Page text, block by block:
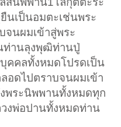
นเป็นอมตะเช่นพระ
นผมเข้าสู่พระ
ท่านลุงพุฒิท่านปู่
คคลทั้งหมดโปรดเป็น
ดไปตราบจนผมเข้า
พระนิพพานทั้งหมดทุก
งพ่อปานทั้งหมดท่าน